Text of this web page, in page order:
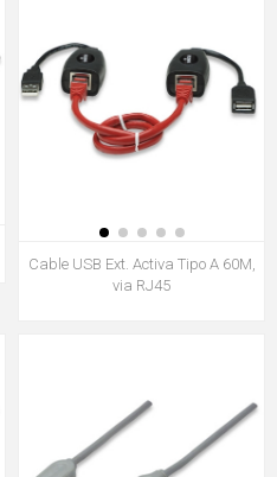
Cable USB Ext. Activa Tipo A 60M,
via RJ45